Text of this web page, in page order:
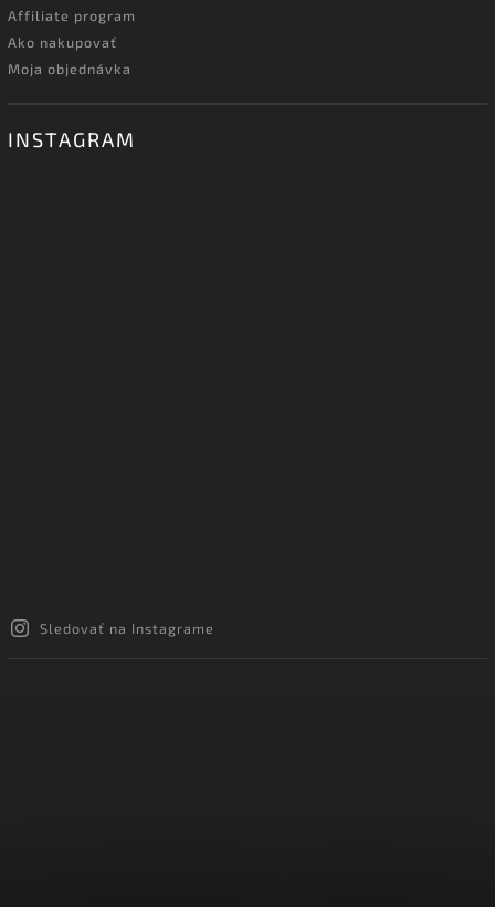
Affiliate program
Ako nakupovať
Moja objednávka
INSTAGRAM
Sledovať na Instagrame